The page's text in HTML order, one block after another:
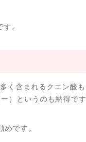
。
く含まれるクエン酸も
）というのも納得です
です。